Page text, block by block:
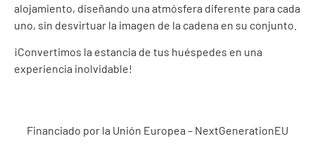
alojamiento, diseñando una atmósfera diferente para cada
uno, sin desvirtuar la imagen de la cadena en su conjunto.
¡Convertimos la estancia de tus huéspedes en una
experiencia inolvidable!
Financiado por la Unión Europea – NextGenerationEU